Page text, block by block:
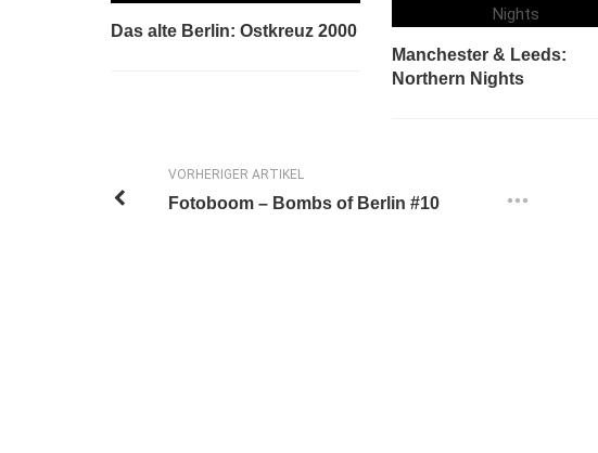
Das alte Berlin: Ostkreuz 2000
Manchester & Leeds:
Northern Nights
VORHERIGER ARTIKEL
Fotoboom – Bombs of Berlin #10